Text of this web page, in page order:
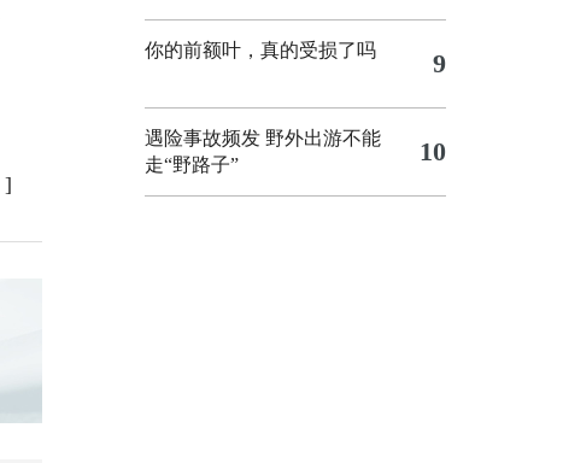
]
你的前额叶，真的受损了吗 9
遇险事故频发 野外出游不能
走“野路子”
10